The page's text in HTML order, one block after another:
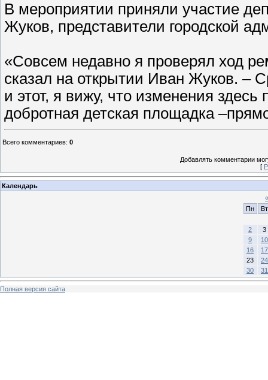
В мероприятии приняли участие
Жуков, представители городской
«Совсем недавно я проверял ход
сказал на открытии Иван Жуков. –
и этот, я вижу, что изменения
добротная детская площадка
Всего комментариев: 0
Добавлять комментарии
[
Календарь
«
Пн
Вт
2
3
9
10
16
17
23
24
30
31
Полная версия сайта